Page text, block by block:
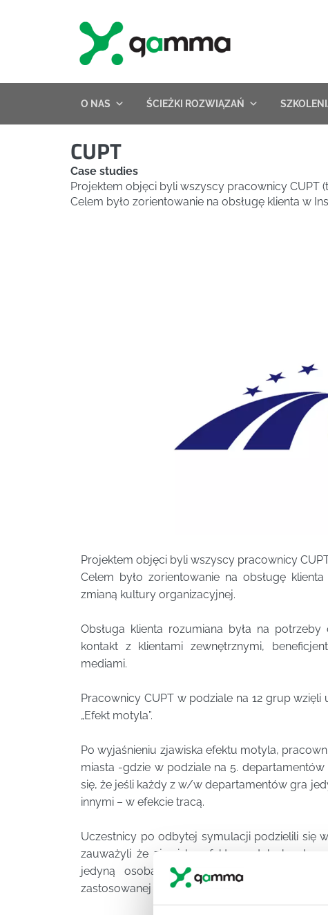
O NAS ŚCIEŻKI ROZWIĄZAŃ
CUPT
Case studies
Projektem objęci byli wszyscy pracownicy CUPT
Celem było zorientowanie na obsługę klienta w
Projektem objęci byli wszyscy pracownicy
Celem było zorientowanie na obsługę
zmianą kultury organizacyjnej.
Obsługa klienta rozumiana była na
kontakt z klientami zewnętrznymi,
mediami.
Pracownicy CUPT w podziale na 12 grup wzięli
„Efekt motyla”.
Po wyjaśnieniu zjawiska efektu motyla,
miasta -gdzie w podziale na 5.
się, że jeśli każdy z w/w departamentów gra
innymi – w efekcie tracą.
Uczestnicy po odbytej symulacji podzielili się
zauważyli że zjawisko efektu motyla bardzo
jedyną osobą z CUPT etykietują całą
zastosowanej synergii nie zrealizują swoich